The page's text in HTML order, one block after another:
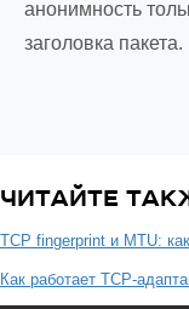
анонимность
заголовка пакета.
ЧИТАЙТЕ
TCP fingerprint и MTU:
Как работает TCP-